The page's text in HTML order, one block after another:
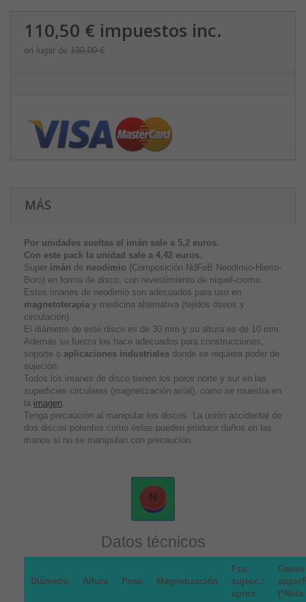
110,50 € impuestos inc.
en lugar de 130,00 €
MÁS
Por unidades sueltas el imán sale a 5,2 euros.
Con este pack la unidad sale a 4,42 euros.
Super imán de neodimio (Composición NdFeB Neodimio-Hierro-
Boro) en forma de disco, con revestimiento de niquel-cromo.
Estos imanes de neodimio son adecuados para uso en
magnetoterapia y medicina alternativa (tejidos óseos y
circulación).
El diámetro de este disco es de 30 mm y su altura es de 10 mm.
Además su fuerza los hace adecuados para construcciones,
soporte o aplicaciones industriales donde se requiera poder de
sujeción.
Todos los imanes de disco tienen los polos norte y sur en las
superficies circulares (magnetización axial), como se muestra en
la imagen.
Tenga precaución al manipular los discos. La unión accidental de
dos discos potentes como éstas pueden producir daños en las
manos si no se manipulan con precaución.
Datos técnicos
Diámetro Altura Peso Magnetización
Fza.
sujecc.:
aprox
(*Nota